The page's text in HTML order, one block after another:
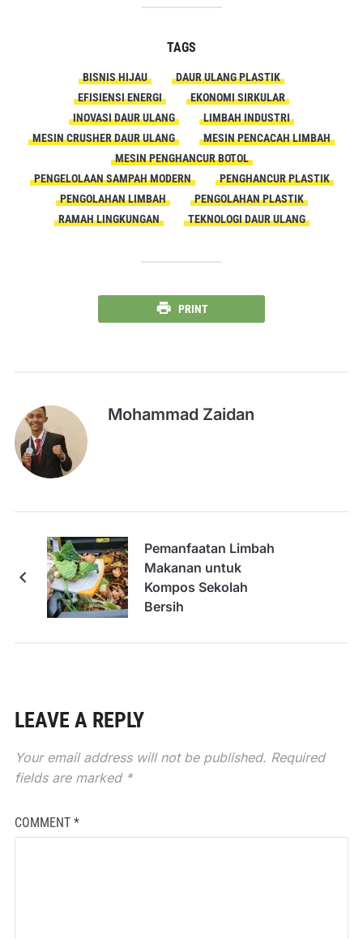
TAGS
BISNIS HIJAU
DAUR ULANG PLASTIK
EFISIENSI ENERGI
EKONOMI SIRKULAR
INOVASI DAUR ULANG
LIMBAH INDUSTRI
MESIN CRUSHER DAUR ULANG
MESIN PENCACAH LIMBAH
MESIN PENGHANCUR BOTOL
PENGELOLAAN SAMPAH MODERN
PENGHANCUR PLASTIK
PENGOLAHAN LIMBAH
PENGOLAHAN PLASTIK
RAMAH LINGKUNGAN
TEKNOLOGI DAUR ULANG
PRINT
Mohammad Zaidan
Pemanfaatan Limbah
Makanan untuk
Kompos Sekolah
Bersih
LEAVE A REPLY
Your email address will not be published. Required
fields are marked *
COMMENT *